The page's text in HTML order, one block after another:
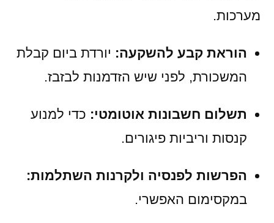
מערכות.
הוראת קבע להשקעה: יורדת ביום קבלת
המשכורת, לפני שיש הזדמנות לבזבז.
תשלום חשבונות אוטומטי: כדי למנוע
קנסות וריביות פיגורים.
הפרשות לפנסיה ולקרנות השתלמות:
במקסימום האפשרי.